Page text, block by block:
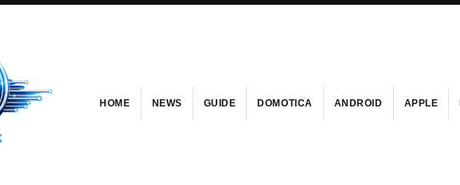
HOME NEWS GUIDE DOMOTICA ANDROID APPLE